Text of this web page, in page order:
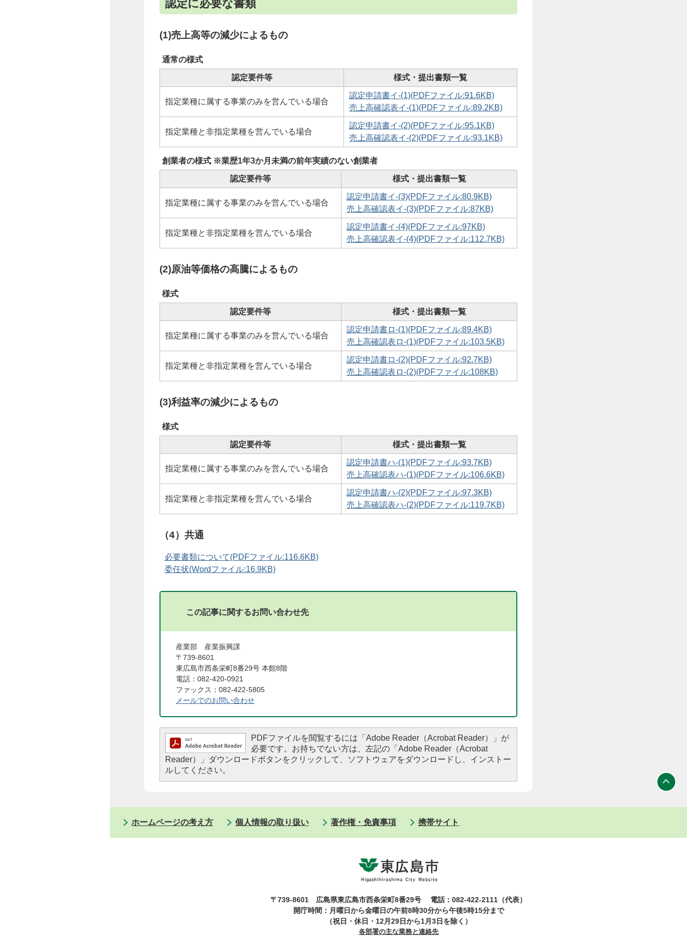
認定に必要な書類
(1)売上高等の減少によるもの
通常の様式
認定要件等 様式・提出書類一覧
指定業種に属する事業のみを営んでいる場合
認定申請書イ-(1)(PDFファイル:91.6KB)
売上高確認表イ-(1)(PDFファイル:89.2KB)
指定業種と非指定業種を営んでいる場合
認定申請書イ-(2)(PDFファイル:95.1KB)
売上高確認表イ-(2)(PDFファイル:93.1KB)
創業者の様式 ※業歴1年3か月未満の前年実績のない創業者
認定要件等 様式・提出書類一覧
指定業種に属する事業のみを営んでいる場合
認定申請書イ-(3)(PDFファイル:80.9KB)
売上高確認表イ-(3)(PDFファイル:87KB)
指定業種と非指定業種を営んでいる場合
認定申請書イ-(4)(PDFファイル:97KB)
売上高確認表イ-(4)(PDFファイル:112.7KB)
(2)原油等価格の高騰によるもの
様式
認定要件等 様式・提出書類一覧
指定業種に属する事業のみを営んでいる場合
認定申請書ロ-(1)(PDFファイル:89.4KB)
売上高確認表ロ-(1)(PDFファイル:103.5KB)
指定業種と非指定業種を営んでいる場合
認定申請書ロ-(2)(PDFファイル:92.7KB)
売上高確認表ロ-(2)(PDFファイル:108KB)
(3)利益率の減少によるもの
様式
認定要件等 様式・提出書類一覧
指定業種に属する事業のみを営んでいる場合
認定申請書ハ-(1)(PDFファイル:93.7KB)
売上高確認表ハ-(1)(PDFファイル:106.6KB)
指定業種と非指定業種を営んでいる場合
認定申請書ハ-(2)(PDFファイル:97.3KB)
売上高確認表ハ-(2)(PDFファイル:119.7KB)
（4）共通
必要書類について(PDFファイル:116.6KB)
委任状(Wordファイル:16.9KB)
この記事に関するお問い合わせ先
産業部 産業振興課
〒739-8601
東広島市西条栄町8番29号 本館8階
電話：082-420-0921
ファックス：082-422-5805
メールでのお問い合わせ
PDFファイルを閲覧するには「Adobe Reader（Acrobat Reader）」が
必要です。お持ちでない方は、左記の「Adobe Reader（Acrobat
Reader）」ダウンロードボタンをクリックして、ソフトウェアをダウンロードし、インストー
ルしてください。
ホームページの考え方 個人情報の取り扱い 著作権・免責事項 携帯サイト
〒739-8601 広島県東広島市西条栄町8番29号
電話：082-422-2111（代表）
開庁時間：月曜日から金曜日の午前8時30分から午後5時15分まで
（祝日・休日・12月29日から1月3日を除く）
各部署の主な業務と連絡先